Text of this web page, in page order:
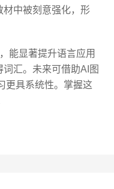
中被刻意强化，形
能显著提升语言应用
汇。未来可借助AI图
更具系统性。掌握这